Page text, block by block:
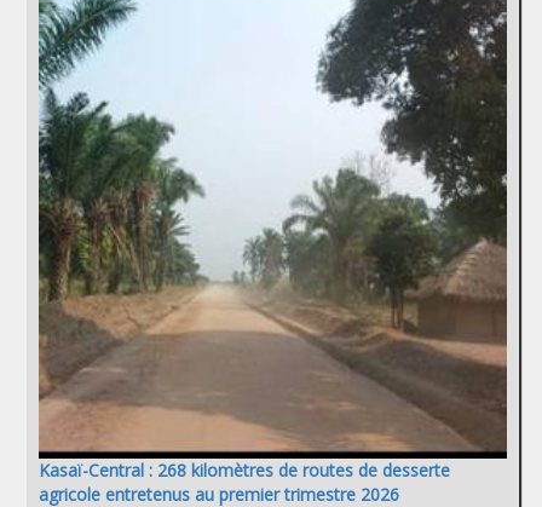
Kasaï-Central : 268 kilomètres de routes de desserte
agricole entretenus au premier trimestre 2026